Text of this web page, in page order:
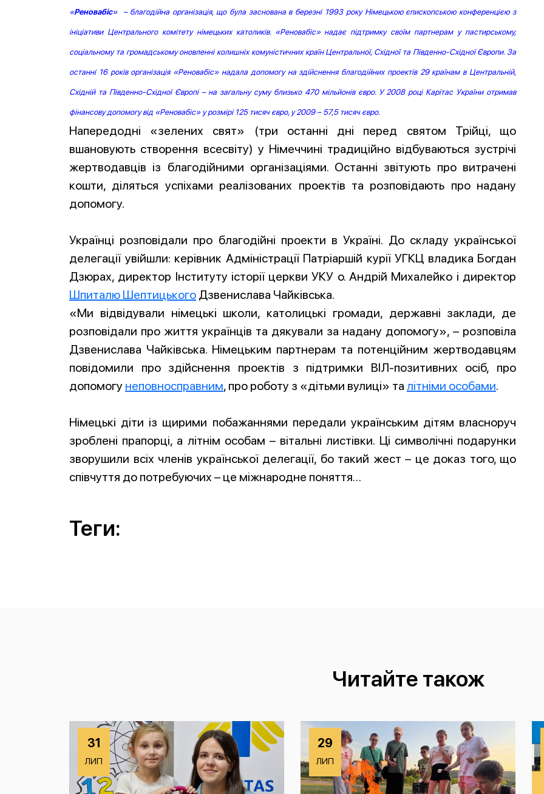
«Реновабіс» – благодійна організація, що була заснована в березні 1993 року Німецькою єпископською конференцією з
ініціативи Центрального комітету німецьких католиків. «Реновабіс» надає підтримку своїм партнерам у пастирському,
соціальному та громадському оновленні колишніх комуністичних країн Центральної, Східної та Південно-Східної Європи. За
останні 16 років організація «Реновабіс» надала допомогу на здійснення благодійних проектів 29 країнам в Центральній,
Східній та Південно-Східної Європі – на загальну суму близько 470 мільйонів євро. У 2008 році Карітас України отримав
фінансову допомогу від «Реновабіс» у розмірі 125 тисяч євро, у 2009 – 57,5 тисяч євро.
Напередодні «зелених свят» (три останні дні перед святом Трійці, що
вшановують створення всесвіту) у Німеччині традиційно відбуваються зустрічі
жертводавців із благодійними організаціями. Останні звітують про витрачені
кошти, діляться успіхами реалізованих проектів та розповідають про надану
допомогу.
Українці розповідали про благодійні проекти в Україні. До складу української
делегації увійшли: керівник Адміністрації Патріаршій курії УГКЦ владика Богдан
Дзюрах, директор Інституту історії церкви УКУ о. Андрій Михалейко і директор
Шпиталю Шептицького Дзвенислава Чайківська.
«Ми відвідували німецькі школи, католицькі громади, державні заклади, де
розповідали про життя українців та дякували за надану допомогу», – розповіла
Дзвенислава Чайківська. Німецьким партнерам та потенційним жертводавцям
повідомили про здійснення проектів з підтримки ВІЛ-позитивних осіб, про
допомогу неповносправним, про роботу з «дітьми вулиці» та літніми особами.
Німецькі діти із щирими побажаннями передали українським дітям власноруч
зроблені прапорці, а літнім особам – вітальні листівки. Ці символічні подарунки
зворушили всіх членів української делегації, бо такий жест – це доказ того, що
співчуття до потребуючих – це міжнародне поняття…
Теги:
Читайте також
31
ЛИП
29
ЛИП